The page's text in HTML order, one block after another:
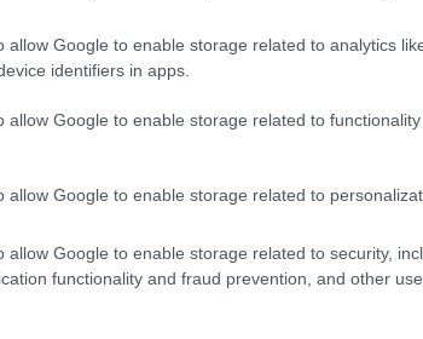
allow Google to enable storage related to analytics
identifiers in apps.
allow Google to enable storage related to
allow Google to enable storage related to
allow Google to enable storage related to security,
functionality and fraud prevention, and other